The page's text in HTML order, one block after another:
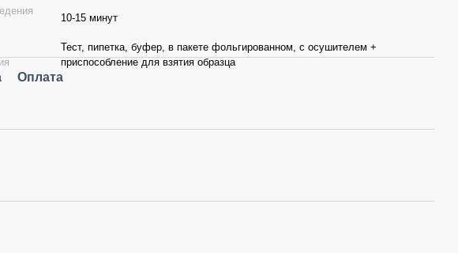
10-15 минут
Тест, пипетка, буфер, в пакете фольгированном, с осушителем +
приспособление для взятия образца
Оплата